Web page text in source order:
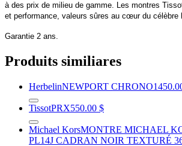
à des prix de milieu de gamme. Les montres
et performance, valeurs sûres au cœur du célèbre
Garantie 2 ans.
Produits similiares
HerbelinNEWPORT CHRONO
TissotPRX550.00 $
Michael KorsMONTRE MICHAEL
PL14J CADRAN NOIR TEXTURÉ